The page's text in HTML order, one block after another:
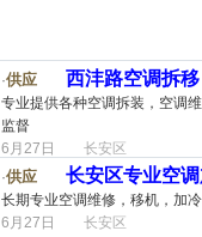
·供应 西沣路空调拆
专业提供各种空调拆装，空调
监督
6月27日
长安区
·供应 长安区专业空
长期专业空调维修，移机，加
6月27日
长安区